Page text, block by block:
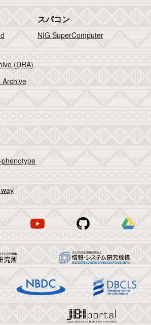
(DRA)
Archive
スパコン
NIG SuperComputer